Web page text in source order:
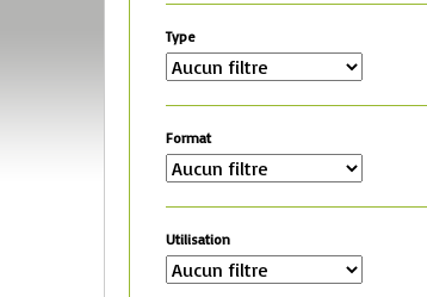
Type
Format
Utilisation